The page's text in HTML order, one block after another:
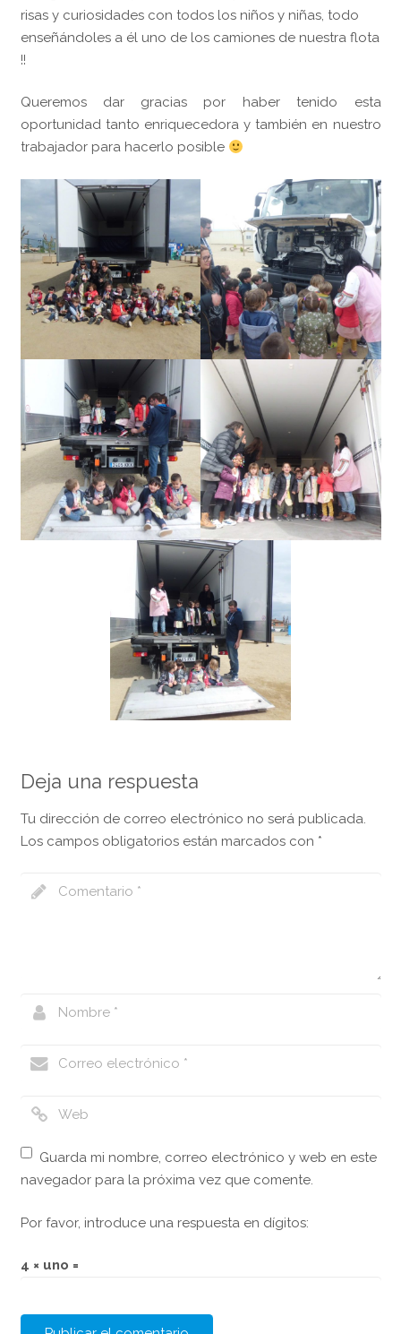
Español
risas y curiosidades con todos los niños y niñas, todo
enseñándoles a él uno de los camiones de nuestra flota
!!
Queremos dar gracias por haber tenido esta
oportunidad tanto enriquecedora y también en nuestro
trabajador para hacerlo posible
Deja una respuesta
Tu dirección de correo electrónico no será publicada.
Los campos obligatorios están marcados con *
Guarda mi nombre, correo electrónico y web en este
navegador para la próxima vez que comente.
Por favor, introduce una respuesta en dígitos:
4 × uno =